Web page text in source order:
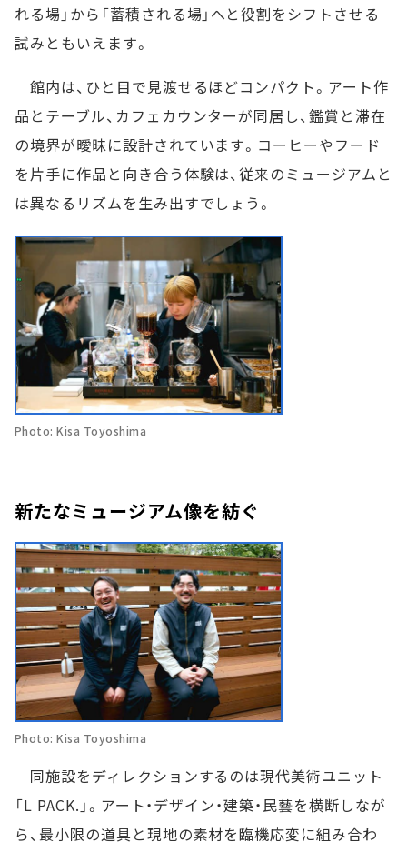
れる場」から「蓄積される場」へと役割をシフトさせる
試みともいえます。
館内は、ひと目で見渡せるほどコンパクト。アート作
品とテーブル、カフェカウンターが同居し、鑑賞と滞在
の境界が曖昧に設計されています。コーヒーやフード
を片手に作品と向き合う体験は、従来のミュージアムと
は異なるリズムを生み出すでしょう。
Photo: Kisa Toyoshima
新たなミュージアム像を紡ぐ
Photo: Kisa Toyoshima
同施設をディレクションするのは現代美術ユニット
「L PACK.」。アート・デザイン・建築・民藝を横断しなが
ら、最小限の道具と現地の素材を臨機応変に組み合わ